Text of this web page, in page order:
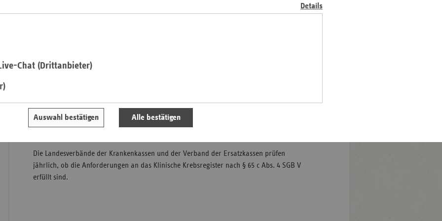
Details
Chat (Drittanbieter)
Auswahl bestätigen Alle bestätigen
Krebsfrüherkennung und -versorgung zu unterstützen und die Krebsforschung zu
Verlauf und die Behandlung von Krebserkrankungen. Weitere Informationen finden Sie
Die Landesverbände der Krankenkassen und der Verband der Ersatzkassen prüfen
jährlich, ob die Anforderungen an das Klinische Krebsregister nach § 65 c Abs. 4 SGB V
erfüllt sind.